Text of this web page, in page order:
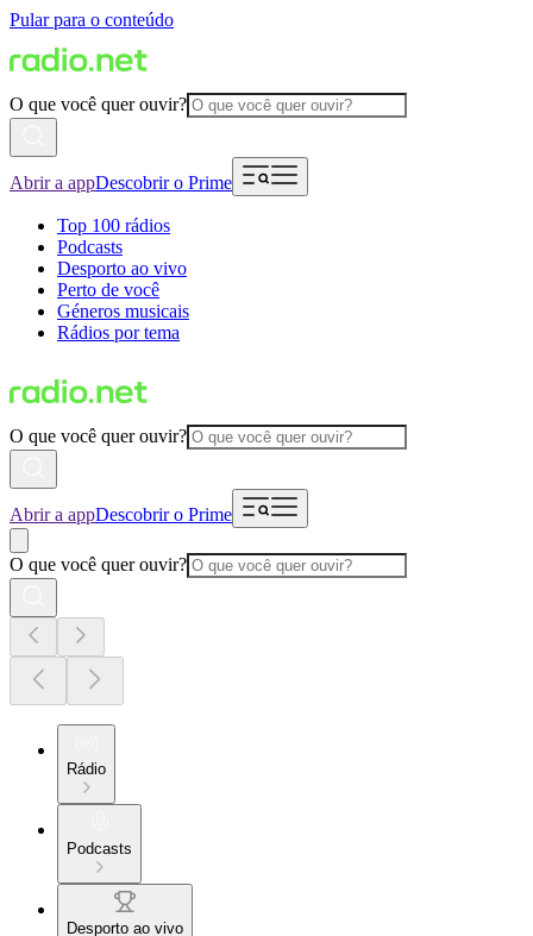
Pular para o conteúdo
O que você quer ouvir?
Abrir a appDescobrir o Prime
Top 100 rádios
Podcasts
Desporto ao vivo
Perto de você
Géneros musicais
Rádios por tema
O que você quer ouvir?
Abrir a appDescobrir o Prime
O que você quer ouvir?
Rádio
Podcasts
Desporto ao vivo